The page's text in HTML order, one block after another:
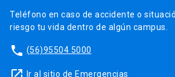
Teléfono en caso de accidente o
riesgo tu vida dentro de algún campus.
phone (56)95504 5000
Ir al sitio de Emergencias